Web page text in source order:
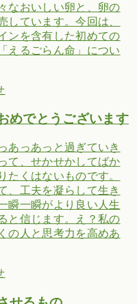
なおいしい卵と、卵の
しています。今回は、
ンを含有した初めての
えるごらん命」につい
めでとうございます
あっあっと過ぎていき
て、せかせかしてばか
たくはないものです。
、工夫を凝らして生き
瞬一瞬がより良い人生
と信じます。え？私の
の人と思考力を高めあ